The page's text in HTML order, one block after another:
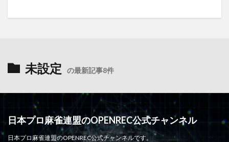
未設定 の最新記事8件
日本プロ麻雀連盟のOPENREC公式チャンネル
日本プロ麻雀連盟のOPENREC公式チャンネルです。